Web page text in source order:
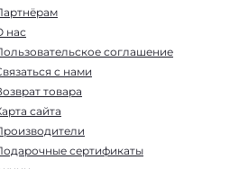
нас
соглашение
с нами
товара
сайта
сертификаты